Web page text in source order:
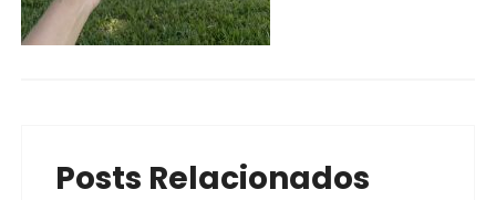
Posts Relacionados